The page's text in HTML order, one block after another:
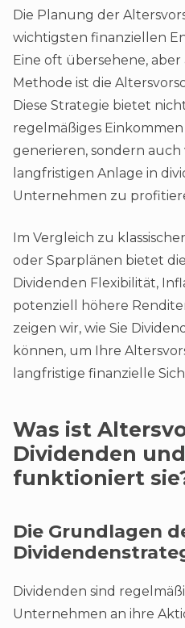
Die Planung der
wichtigsten finanziellen
Eine oft übersehene,
Methode ist die
Diese Strategie bietet
regelmäßiges
generieren, sondern
langfristigen Anlage in
Unternehmen zu
Im Vergleich zu
oder Sparplänen bietet
Dividenden Flexibilität,
potenziell höhere
zeigen wir, wie Sie
können, um Ihre
langfristige finanzielle
Was ist
Dividenden
funktioniert
Die Grundlagen
Dividenden sind
Unternehmen an ihre